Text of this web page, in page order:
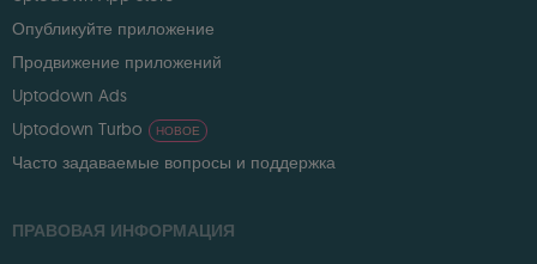
Опубликуйте приложение
Продвижение приложений
Uptodown Ads
Uptodown Turbo
НОВОЕ
Часто задаваемые вопросы и поддержка
ПРАВОВАЯ ИНФОРМАЦИЯ